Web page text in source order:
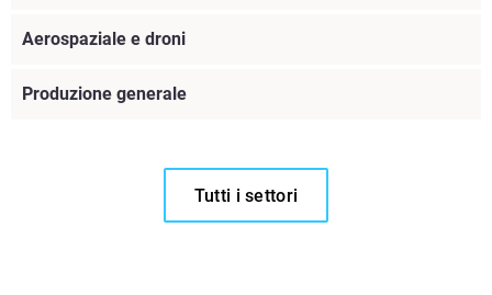
Aerospaziale e droni
Produzione generale
Tutti i settori